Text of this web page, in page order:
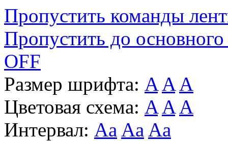
Пропустить команды
Пропустить до основного
OFF
Размер шрифта: A A A
Цветовая схема: A A A
Интервал: Aa Aa Aa